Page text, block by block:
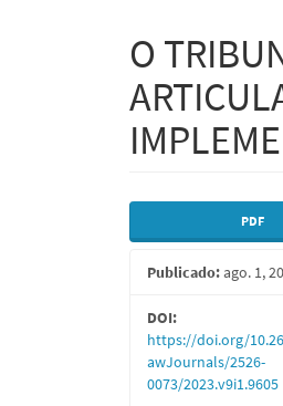
O
Barra
lateral
de
artigos
PDF
Publicado:ago. 1,
DOI:
https://doi.org/
awJournals/2526-
0073/2023.v9i1.9605